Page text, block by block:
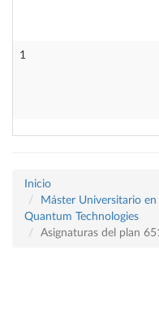
1
Inicio
Máster Universitario
Quantum Technologies
Asignaturas del plan